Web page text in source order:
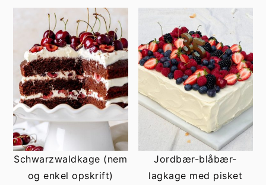
Schwarzwaldkage (nem
og enkel opskrift)
Jordbær-blåbær-
lagkage med pisket